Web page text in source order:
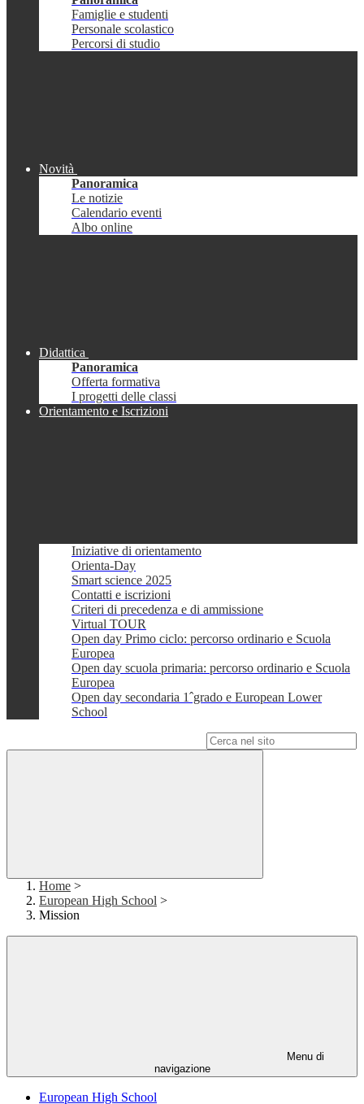
Famiglie e studenti
Personale scolastico
Percorsi di studio
Novità
Panoramica
Le notizie
Calendario eventi
Albo online
Didattica
Panoramica
Offerta formativa
I progetti delle classi
Orientamento e Iscrizioni
Iniziative di orientamento
Orienta-Day
Smart science 2025
Contatti e iscrizioni
Criteri di precedenza e di ammissione
Virtual TOUR
Open day Primo ciclo: percorso ordinario e Scuola
Europea
Open day scuola primaria: percorso ordinario e Scuola
Europea
Open day secondaria 1ˆgrado e European Lower
School
Home >
European High School >
Mission
Menu di
navigazione
European High School